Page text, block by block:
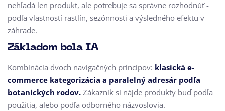
nehľadá len produkt, ale potrebuje sa správne rozhodnúť -
podľa vlastností rastlín, sezónnosti a výsledného efektu v
záhrade.
Základom bola IA
Kombinácia dvoch navigačných princípov: klasická e-
commerce kategorizácia a paralelný adresár podľa
botanických rodov. Zákazník si nájde produkty buď podľa
použitia, alebo podľa odborného názvoslovia.